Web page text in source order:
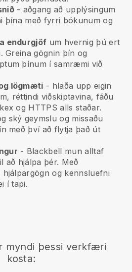
- aðgang að upplýsingum
þína með fyrri bókunum og
endurgjöf um hvernig þú ert
Greina gögnin þín og
þínum í samræmi við
lögmæti - hlaða upp eigin
réttindi viðskiptavina, fáðu
og HTTPS alls staðar.
ský geymslu og missaðu
með því að flytja það út
- Blackbell mun alltaf
að hjálpa þér. Með
hjálpargögn og kennsluefni
í tapi.
myndi þessi verkfæri
kosta: